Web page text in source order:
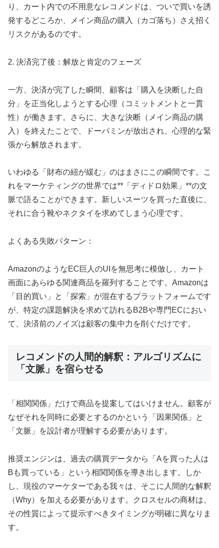
り、カート内での不用意なレコメンドは、ついで買いを誘
発するどころか、メイン商品の購入（カゴ落ち）さえ招く
リスクがあるのです。
2. 決済完了後：解放と肯定のフェーズ
一方、決済が完了した瞬間、顧客は「購入を決断した自
分」を正当化しようとする心理（コミットメントと一貫
性）が働きます。さらに、大きな決断（メイン商品の購
入）を終えたことで、ドーパミンが放出され、心理的な緊
張から解放されます。
いわゆる「財布の紐が緩む」のはまさにこの瞬間です。こ
れをマーケティングの世界では**「ディドロ効果」**の文
脈で語ることができます。新しいスーツを買った直後に、
それに合う靴やネクタイを求めてしまう心理です。
よくある失敗パターン：
AmazonのようなEC巨人のUIを無思考に模倣し、カート
画面にあらゆる関連商品を羅列することです。Amazonは
「目的買い」と「探索」が混在するプラットフォームです
が、特定の課題解決を求めて訪れるB2Bや専門ECにおい
て、決済前のノイズは顧客の集中力を削ぐだけです。
レコメンドの人間的解釈：アルゴリズムに
「文脈」を宿らせる
「相関関係」だけで商品を提案してはいけません。顧客が
なぜそれを同時に必要とするのかという「因果関係」と
「文脈」を設計者が理解する必要があります。
推奨エンジンは、過去の購買データから「Aを買った人は
Bも買っている」という相関関係を導き出します。しか
し、現役のマーケターである我々は、そこに人間的な解釈
（Why）を加える必要があります。クロスセルの商材は、
その性質によって提示すべきタイミングが明確に異なりま
す。